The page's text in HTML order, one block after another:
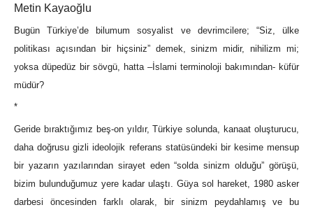
Metin Kayaoğlu
Bugün Türkiye’de bilumum sosyalist ve devrimcilere; “Siz, ülke
politikası açısından bir hiçsiniz” demek, sinizm midir, nihilizm mi;
yoksa düpedüz bir sövgü, hatta –İslami terminoloji bakımından- küfür
müdür?
*
Geride bıraktığımız beş-on yıldır, Türkiye solunda, kanaat oluşturucu,
daha doğrusu gizli ideolojik referans statüsündeki bir kesime mensup
bir yazarın yazılarından sirayet eden “solda sinizm olduğu” görüşü,
bizim bulunduğumuz yere kadar ulaştı. Güya sol hareket, 1980 asker
darbesi öncesinden farklı olarak, bir sinizm peydahlamış ve bu